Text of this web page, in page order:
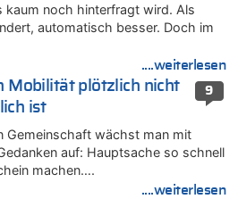
in NRW so niedrig wie noch nie
Ahja zu
in NRW so niedrig wie noch nie
Kommentargremium zu
Mekka des Pferdesports –
auf starke Springreiter
Müller zu
kaum noch hinterfragt wird. Als
automatisch besser. Doch im
....weiterlesen
9
Mobilität plötzlich nicht
ist
Gemeinschaft wächst man mit
auf: Hauptsache so schnell
machen….
....weiterlesen